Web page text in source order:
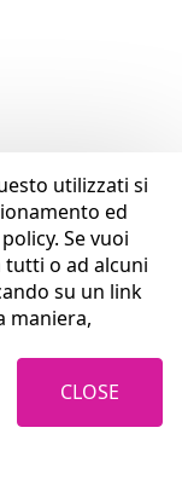
utilizzati si
ed
Se vuoi
tutti o ad alcuni
su un link
maniera,
CLOSE